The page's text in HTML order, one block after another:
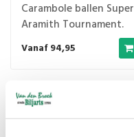
Carambole ballen Super
Aramith Tournament.
Vanaf 94,95
Meest bekeken